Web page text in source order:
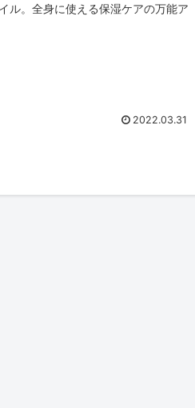
ル。全身に使える保湿ケアの万能ア
2022.03.31